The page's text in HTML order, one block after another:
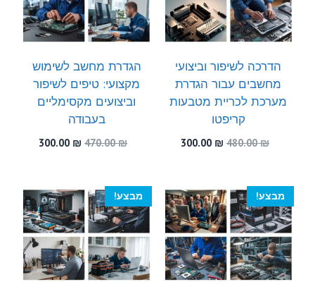
הדרכה לשיפור וביצועי
מחשבים עבור הגדרת
מערכת לכריית מטבעות
קריפטו
480.00₪
המחיר
480.00 ₪.
300.00 ₪
300.00 ₪.
הגדרת מחשב לשימוש
מקצועי: טיפים לשיפור
וביצועים מקסימליים
בעבודה
470.00₪
המחיר
470.00 ₪.
300.00 ₪
המחיר
300.00 ₪.
מבצע! מבצע!